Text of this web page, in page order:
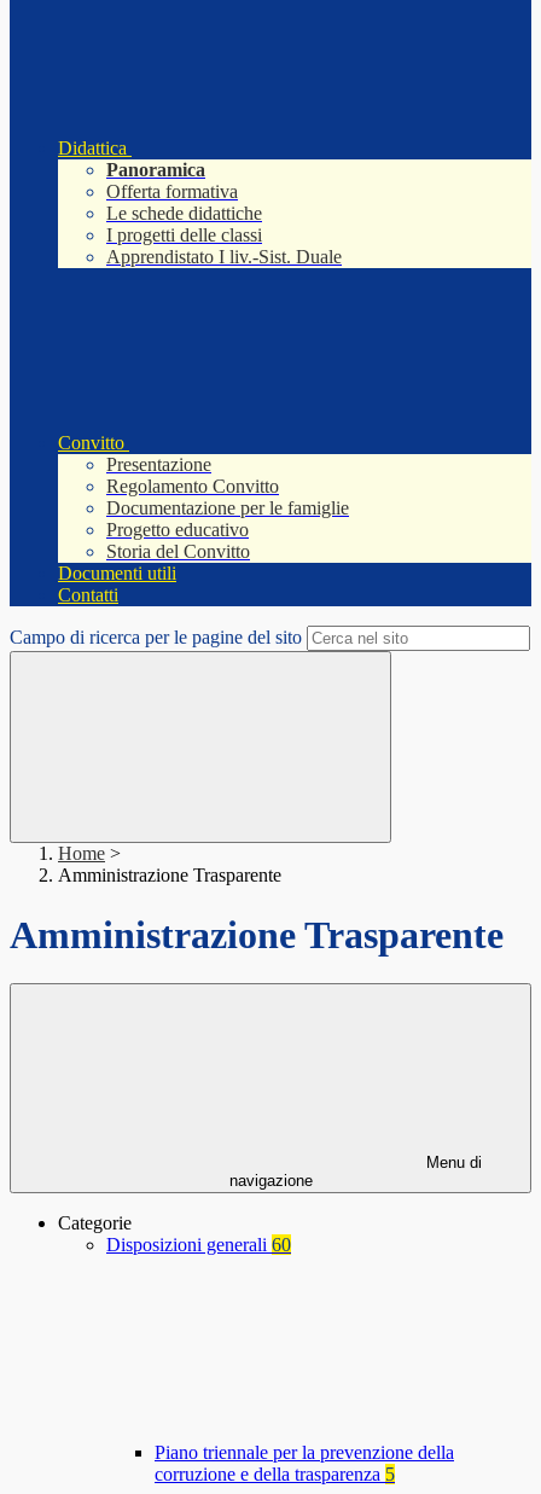
Didattica
Panoramica
Offerta formativa
Le schede didattiche
I progetti delle classi
Apprendistato I liv.-Sist. Duale
Convitto
Presentazione
Regolamento Convitto
Documentazione per le famiglie
Progetto educativo
Storia del Convitto
Documenti utili
Contatti
Campo di ricerca per le pagine del sito
Home >
Amministrazione Trasparente
Amministrazione Trasparente
Menu di
navigazione
Categorie
Disposizioni generali 60
Piano triennale per la prevenzione della
corruzione e della trasparenza 5